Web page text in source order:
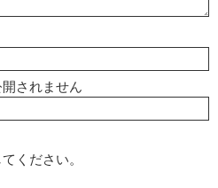
されません
ください。